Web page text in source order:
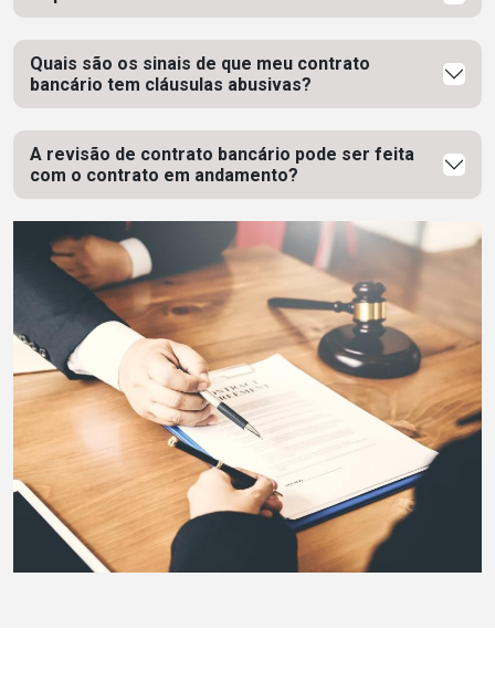
Quais são os sinais de que meu contrato
bancário tem cláusulas abusivas?
A revisão de contrato bancário pode ser feita
com o contrato em andamento?